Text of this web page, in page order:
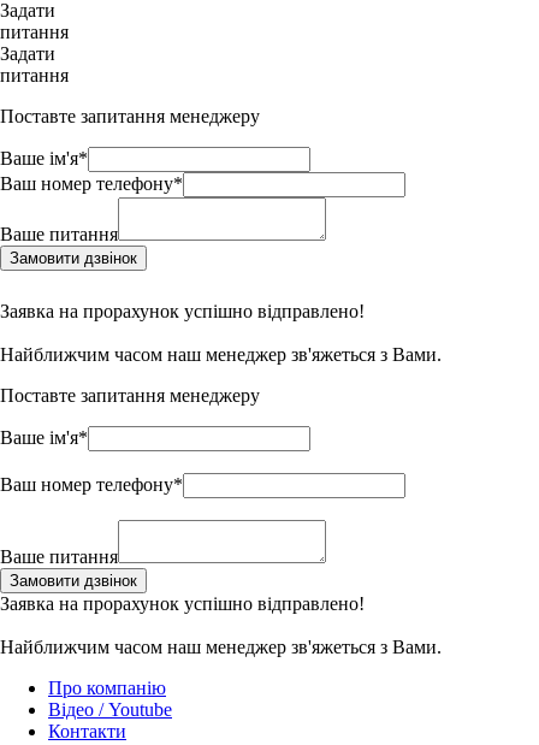
Задати
питання
Задати
питання
Поставте запитання менеджеру
Ваше ім'я*
Ваш номер телефону*
Ваше питання
Замовити дзвінок
Заявка на прорахунок успішно відправлено!
Найближчим часом наш менеджер зв'яжеться з Вами.
Поставте запитання менеджеру
Ваше ім'я*
Ваш номер телефону*
Ваше питання
Замовити дзвінок
Заявка на прорахунок успішно відправлено!
Найближчим часом наш менеджер зв'яжеться з Вами.
Про компанію
Відео / Youtube
Контакти